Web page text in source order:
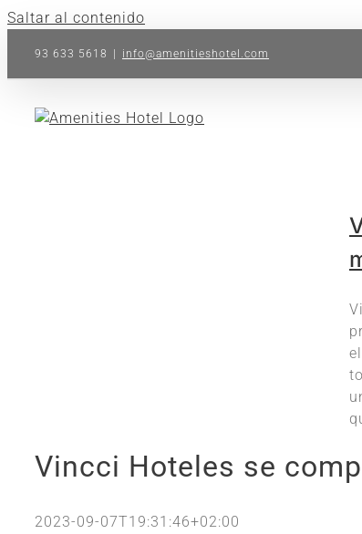
Saltar al contenido
93 633 5618 info@amenitieshotel.com
Vincci Hoteles se
2023-09-07T19:31:46+02:00